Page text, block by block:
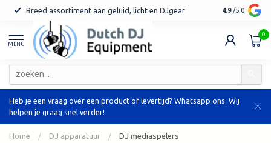
Breed assortiment aan geluid, licht en DJgear Tot 7 jaar
4.9 /5.0
MENU
0
Heb je een vraag over een product of levertijd? Whatsapp ons. Wij
helpen je graag snel verder!
Home / DJ apparatuur / DJ mediaspelers